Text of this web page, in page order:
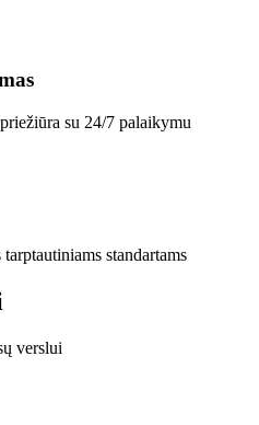
su 24/7 palaikymu
standartams
verslui